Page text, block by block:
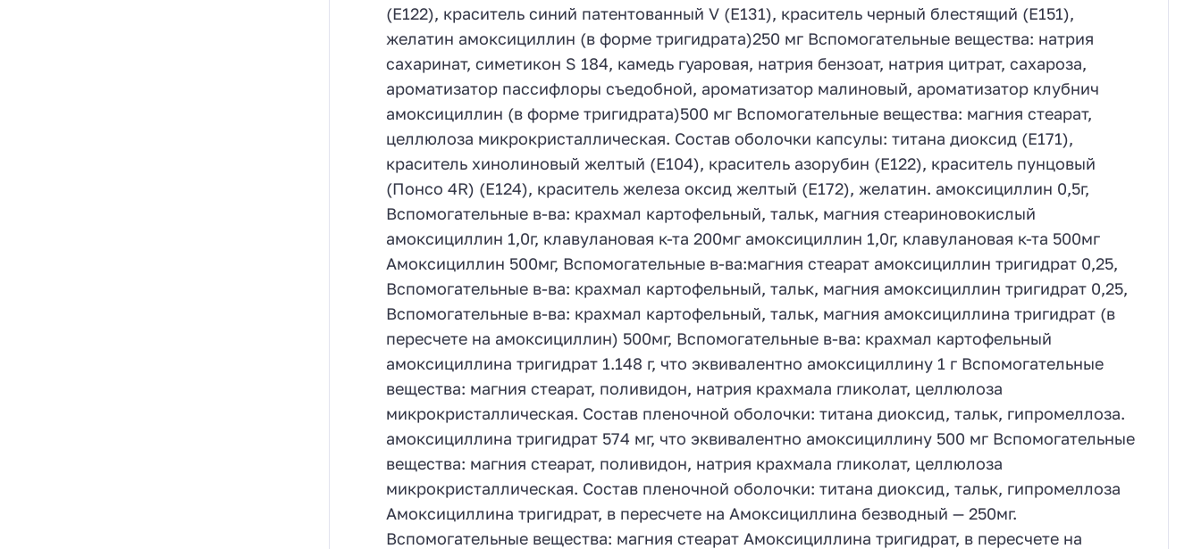
(Е122), краситель синий патентованный V (Е131), краситель черный блестящий (Е151),
желатин амоксициллин (в форме тригидрата)250 мг Вспомогательные вещества: натрия
сахаринат, симетикон S 184, камедь гуаровая, натрия бензоат, натрия цитрат, сахароза,
ароматизатор пассифлоры съедобной, ароматизатор малиновый, ароматизатор клубнич
амоксициллин (в форме тригидрата)500 мг Вспомогательные вещества: магния стеарат,
целлюлоза микрокристаллическая. Состав оболочки капсулы: титана диоксид (Е171),
краситель хинолиновый желтый (Е104), краситель азорубин (Е122), краситель пунцовый
(Понсо 4R) (Е124), краситель железа оксид желтый (Е172), желатин. амоксициллин 0,5г,
Вспомогательные в-ва: крахмал картофельный, тальк, магния стеариновокислый
амоксициллин 1,0г, клавулановая к-та 200мг амоксициллин 1,0г, клавулановая к-та 500мг
Амоксициллин 500мг, Вспомогательные в-ва:магния стеарат амоксициллин тригидрат 0,25,
Вспомогательные в-ва: крахмал картофельный, тальк, магния амоксициллин тригидрат 0,25,
Вспомогательные в-ва: крахмал картофельный, тальк, магния амоксициллина тригидрат (в
пересчете на амоксициллин) 500мг, Вспомогательные в-ва: крахмал картофельный
амоксициллина тригидрат 1.148 г, что эквивалентно амоксициллину 1 г Вспомогательные
вещества: магния стеарат, поливидон, натрия крахмала гликолат, целлюлоза
микрокристаллическая. Состав пленочной оболочки: титана диоксид, тальк, гипромеллоза.
амоксициллина тригидрат 574 мг, что эквивалентно амоксициллину 500 мг Вспомогательные
вещества: магния стеарат, поливидон, натрия крахмала гликолат, целлюлоза
микрокристаллическая. Состав пленочной оболочки: титана диоксид, тальк, гипромеллоза
Амоксициллина тригидрат, в пересчете на Амоксициллина безводный — 250мг.
Вспомогательные вещества: магния стеарат Амоксициллина тригидрат, в пересчете на